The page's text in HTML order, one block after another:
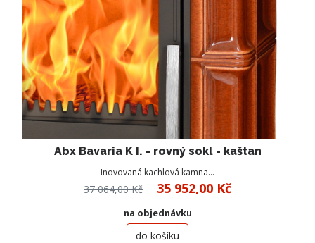
Abx Bavaria K I. - rovný sokl - kaštan
Inovovaná kachlová kamna…
37 064,00 Kč 35 952,00 Kč
na objednávku
do košíku